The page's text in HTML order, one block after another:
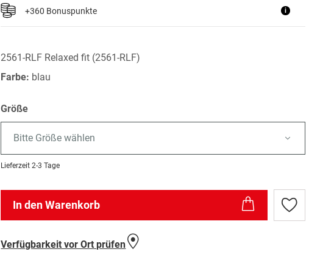
+360 Bonuspunkte i
2561-RLF Relaxed fit (2561-RLF)
Farbe: blau
Größe
Bitte Größe wählen
Lieferzeit 2-3 Tage
In den Warenkorb
Zur
Wunschliste
Verfügbarkeit vor Ort prüfen